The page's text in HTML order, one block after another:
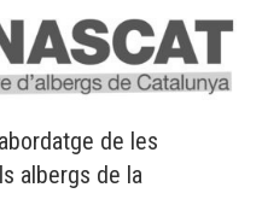
de les
albergs de la